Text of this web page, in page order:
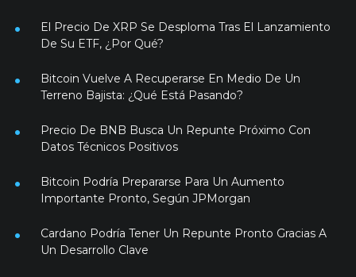
El Precio De XRP Se Desploma Tras El Lanzamiento
De Su ETF, ¿Por Qué?
Bitcoin Vuelve A Recuperarse En Medio De Un
Terreno Bajista: ¿Qué Está Pasando?
Precio De BNB Busca Un Repunte Próximo Con
Datos Técnicos Positivos
Bitcoin Podría Prepararse Para Un Aumento
Importante Pronto, Según JPMorgan
Cardano Podría Tener Un Repunte Pronto Gracias A
Un Desarrollo Clave